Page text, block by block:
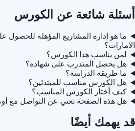
أسئلة شائعة عن الكورس
الامارات؟
لمن يناسب هذا الكورس؟
هل يحصل المتدرب على شهادة؟
ما طريقة الدراسة؟
هل الكورس مناسب للمبتدئين؟
كيف أختار الكورس المناسب؟
هل هذه الصفحة تغني عن التواصل مع
قد يهمك أيضًا